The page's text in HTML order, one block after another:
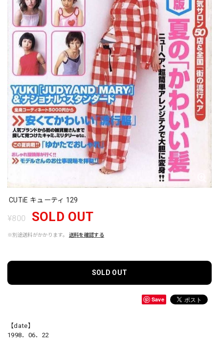
CUTiE キューティ 129
¥800 SOLD OUT
※別途送料がかかります。 送料を確認する
SOLD OUT
Save
【date】
1998．06．22